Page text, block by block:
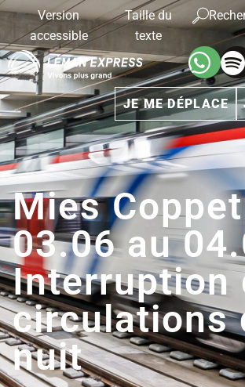
Version
accessible
Taille du
texte
JE ME DÉPLACE
Mies
03.06 au
Interruption
circulations
nuit